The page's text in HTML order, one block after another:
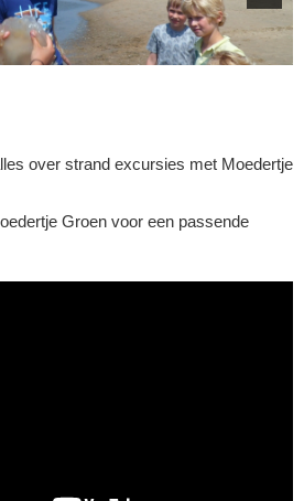
over strand excursies met Moedertje
Groen voor een passende